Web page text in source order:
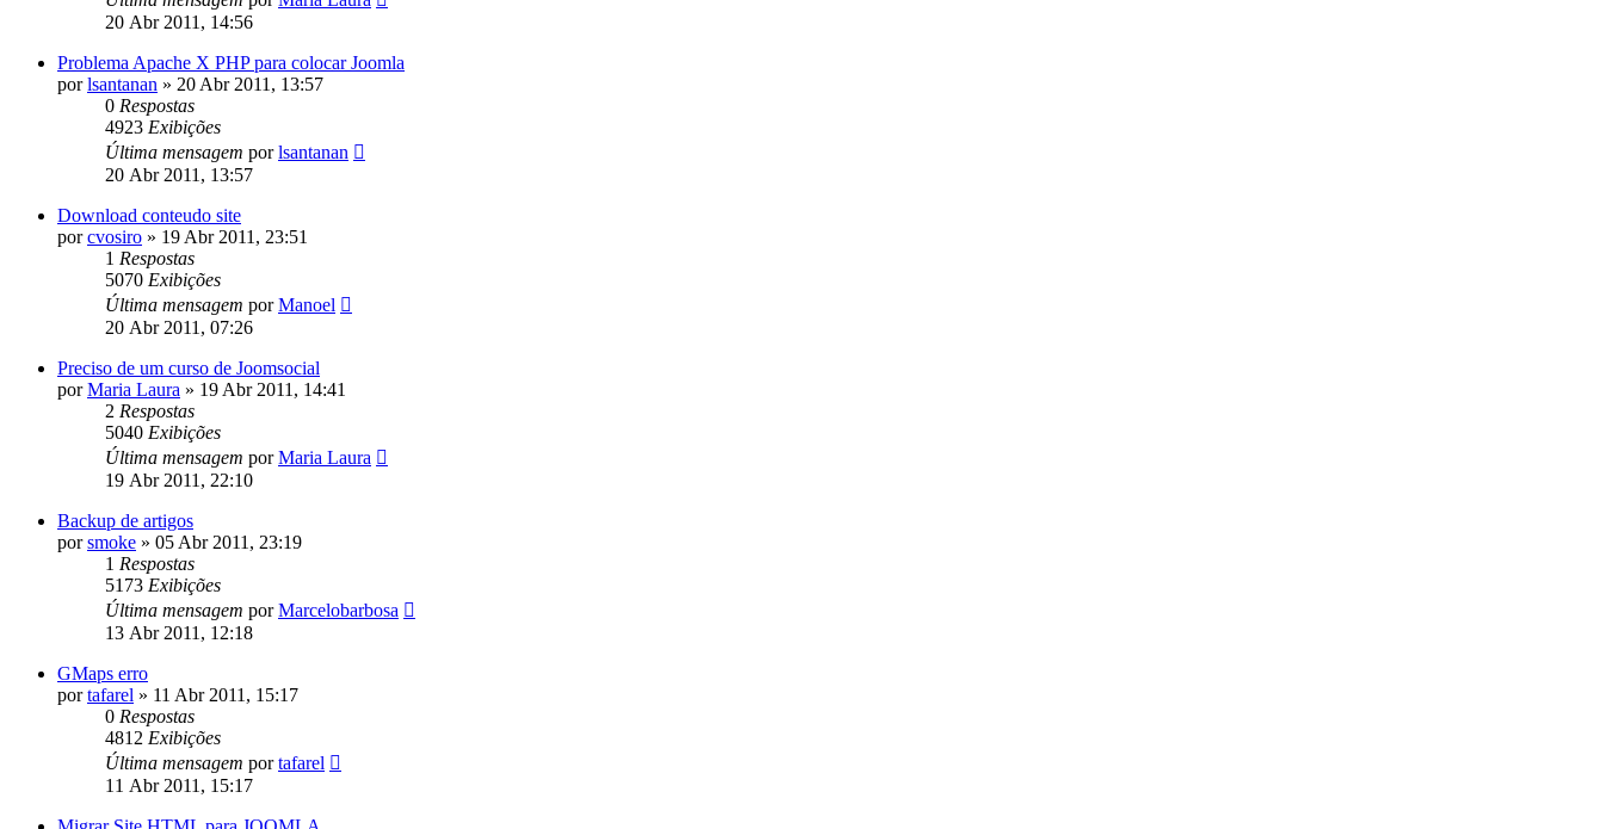
20 Abr 2011, 14:56
Problema Apache X PHP para colocar Joomla
porlsantanan » 20 Abr 2011, 13:57
0 Respostas
4923 Exibições
Última mensagem porlsantanan
20 Abr 2011, 13:57
Download conteudo site
porcvosiro » 19 Abr 2011, 23:51
1 Respostas
5070 Exibições
Última mensagem porManoel
20 Abr 2011, 07:26
Preciso de um curso de Joomsocial
porMaria Laura » 19 Abr 2011, 14:41
2 Respostas
5040 Exibições
Última mensagem porMaria Laura
19 Abr 2011, 22:10
Backup de artigos
porsmoke » 05 Abr 2011, 23:19
1 Respostas
5173 Exibições
Última mensagem porMarcelobarbosa
13 Abr 2011, 12:18
GMaps erro
portafarel » 11 Abr 2011, 15:17
0 Respostas
4812 Exibições
Última mensagem portafarel
11 Abr 2011, 15:17